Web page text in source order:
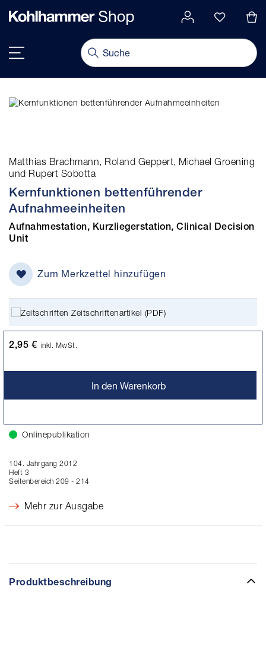
springen
Matthias Brachmann, Roland Geppert, Michael Groening
und Rupert Sobotta
Kernfunktionen bettenführender
Aufnahmeeinheiten
Aufnahmestation, Kurzliegerstation, Clinical Decision
Unit
Zum Merkzettel hinzufügen
Zeitschriftenartikel (PDF)
2,95 € inkl. MwSt.
In den Warenkorb
Onlinepublikation
104. Jahrgang 2012
Heft 3
Seitenbereich 209 - 214
Mehr zur Ausgabe
Produktbeschreibung